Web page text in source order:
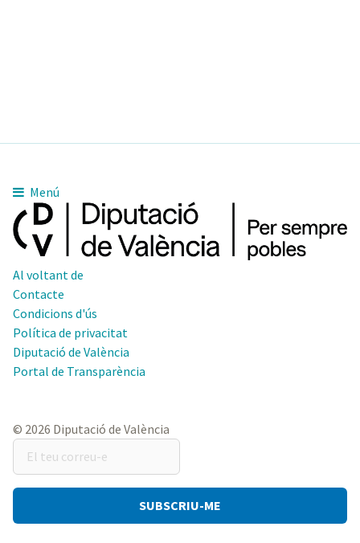
Menú
Al voltant de
Contacte
Condicions d'ús
Política de privacitat
Diputació de València
Portal de Transparència
© 2026 Diputació de València
El
teu
correu-